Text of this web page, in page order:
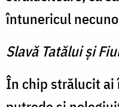
întunericul
Slavă Tatălui şi
În chip strălucit